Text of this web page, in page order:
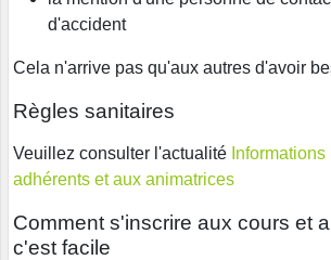
d'accident
Cela n'arrive pas qu'aux autres d'avoir
Règles sanitaires
Veuillez consulter l'actualité
adhérents et aux animatrices
Comment s'inscrire aux cours et
c'est facile